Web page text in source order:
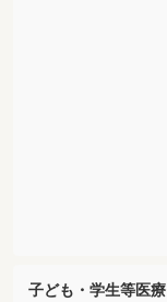
子ども・学生等医療